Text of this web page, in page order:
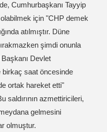
Cumhurbaşkanı Tayyip
için "CHP demek
atılmıştır. Düne
şimdi onunla
Devlet
birkaç saat öncesinde
ortak hareket etti"
saldırının azmettiricileri,
gelmesini
olmuştur.